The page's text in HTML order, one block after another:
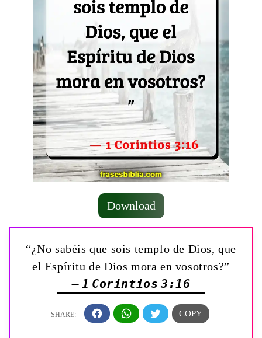
Download
“¿No sabéis que sois templo de Dios, que
el Espíritu de Dios mora en vosotros?”
— 1 Corintios 3:16